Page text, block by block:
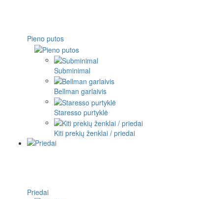
Pieno putos
Subminimal
Bellman garlaivis
Staresso purtyklė
Kiti prekių ženklai / priedai
Priedai